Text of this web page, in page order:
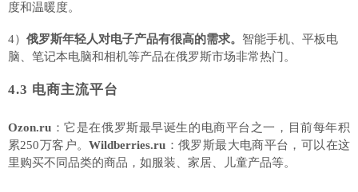
度和温暖度。
4） 俄罗斯年轻人对电子产品有很高的需求。 智能手机、平板电
脑、笔记本电脑和相机等产品在俄罗斯市场非常热门。
4.3 电商主流平台
Ozon.ru ：它是在俄罗斯最早诞生的电商平台之一，目前每年积
累250万客户。Wildberries.ru ：俄罗斯最大电商平台，可以在这
里购买不同品类的商品，如服装、家居、儿童产品等。